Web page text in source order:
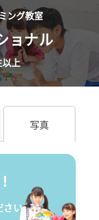
ング教室
ョナル
以上
写真
さい。